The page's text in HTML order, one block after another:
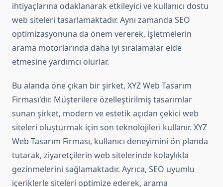
ihtiyaçlarına odaklanarak etkileyici ve kullanıcı dostu
web siteleri tasarlamaktadır. Aynı zamanda SEO
optimizasyonuna da önem vererek, işletmelerin
arama motorlarında daha iyi sıralamalar elde
etmesine yardımcı olurlar.
Bu alanda öne çıkan bir şirket, XYZ Web Tasarım
Firması'dır. Müşterilere özelleştirilmiş tasarımlar
sunan şirket, modern ve estetik açıdan çekici web
siteleri oluşturmak için son teknolojileri kullanır. XYZ
Web Tasarım Firması, kullanıcı deneyimini ön planda
tutarak, ziyaretçilerin web sitelerinde kolaylıkla
gezinmelerini sağlamaktadır. Ayrıca, SEO uyumlu
içeriklerle siteleri optimize ederek, arama